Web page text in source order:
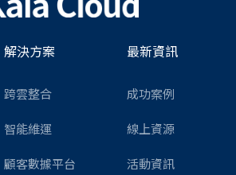
解決方案
跨雲整合
智能維運
顧客數據平台
最新資訊
成功案例
線上資源
活動資訊